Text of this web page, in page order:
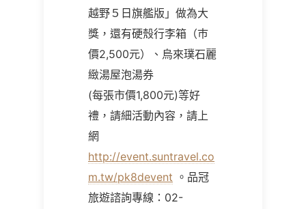
越野５日旗艦版」做為大
獎，還有硬殼行李箱（巿
價2,500元）、烏來璞石麗
緻湯屋泡湯券
(每張市價1,800元)等好
禮，請細活動內容，請上
網
http://event.suntravel.co
m.tw/pk8devent 。品冠
旅遊諮詢專線：02-